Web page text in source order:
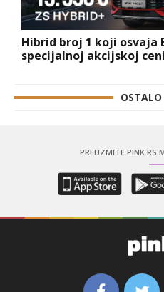
Hibrid broj 1 koji osvaja
specijalnoj akcijskoj ceni
PREUZMITE PINK.RS